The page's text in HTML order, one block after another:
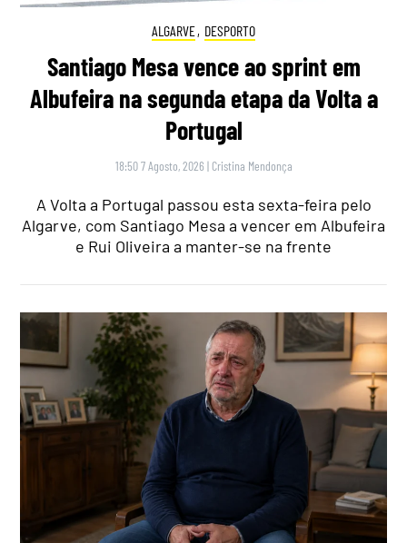
ALGARVE, DESPORTO
Santiago Mesa vence ao sprint em
Albufeira na segunda etapa da Volta a
Portugal
18:50 7 Agosto, 2026 | Cristina Mendonça
A Volta a Portugal passou esta sexta-feira pelo
Algarve, com Santiago Mesa a vencer em Albufeira
e Rui Oliveira a manter-se na frente